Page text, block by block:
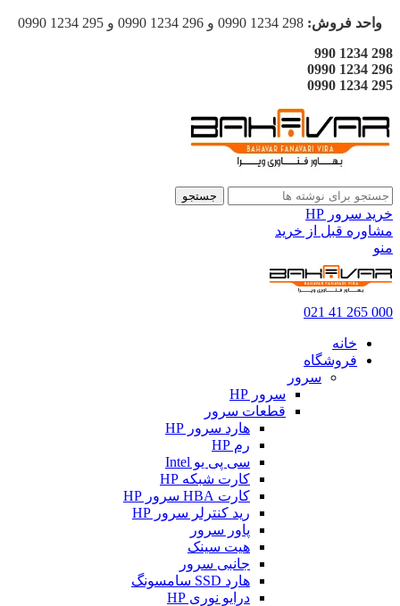
واحد فروش:
298 1234 990
296 1234 0990
295 1234 0990
جستجو
خرید سرور HP
مشاوره قبل از خرید
منو
000 265 41 021
خانه
فروشگاه
سرور
سرور HP
قطعات سرور
هارد سرور HP
رم HP
سی پی یو Intel
کارت شبکه HP
کارت HBA سرور HP
رید کنترلر سرور HP
پاور سرور
هیت سینک
جانبی سرور
هارد SSD سامسونگ
درایو نوری HP